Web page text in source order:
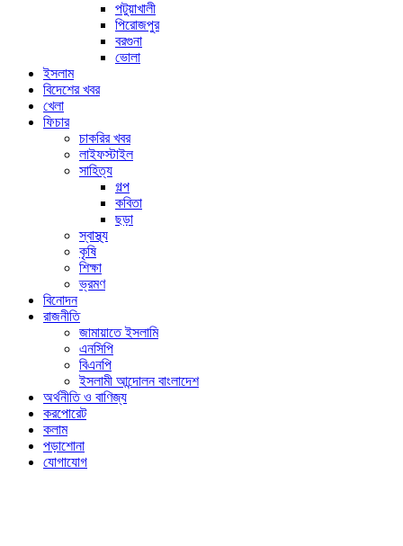
পটুয়াখালী
পিরোজপুর
বরগুনা
ভোলা
ইসলাম
বিদেশের খবর
খেলা
ফিচার
চাকরির খবর
লাইফস্টাইল
সাহিত্য
গল্প
কবিতা
ছড়া
স্বাস্থ্য
কৃষি
শিক্ষা
ভ্রমণ
বিনোদন
রাজনীতি
জামায়াতে ইসলামি
এনসিপি
বিএনপি
ইসলামী আন্দোলন বাংলাদেশ
অর্থনীতি ও বাণিজ্য
করপোরেট
কলাম
পড়াশোনা
যোগাযোগ